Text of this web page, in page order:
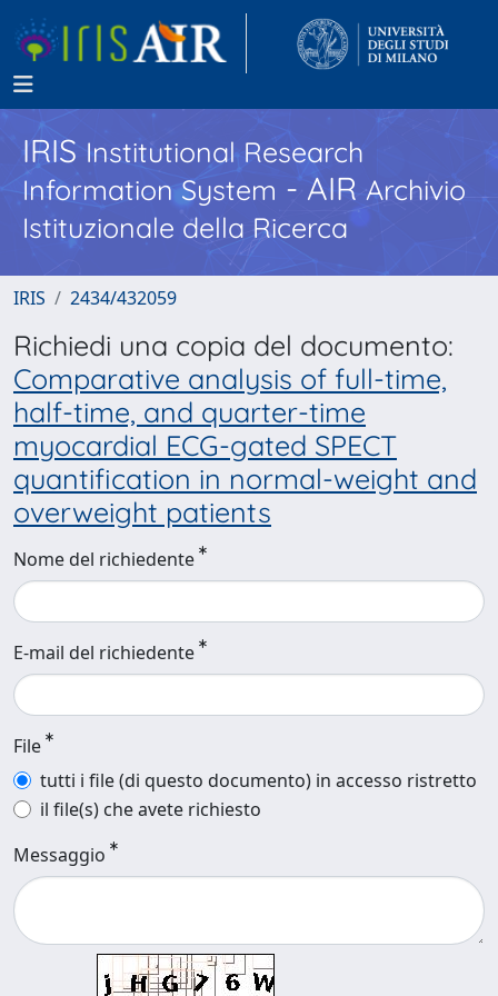
IRISInstitutional Research
Information System - AIR Archivio
Istituzionale della Ricerca
IRIS 2434/432059
Richiedi una copia del documento:
Comparative analysis of full-time,
half-time, and quarter-time
myocardial ECG-gated SPECT
quantification in normal-weight and
overweight patients
Nome del richiedente
E-mail del richiedente
File
tutti i file (di questo documento) in accesso ristretto
il file(s) che avete richiesto
Messaggio